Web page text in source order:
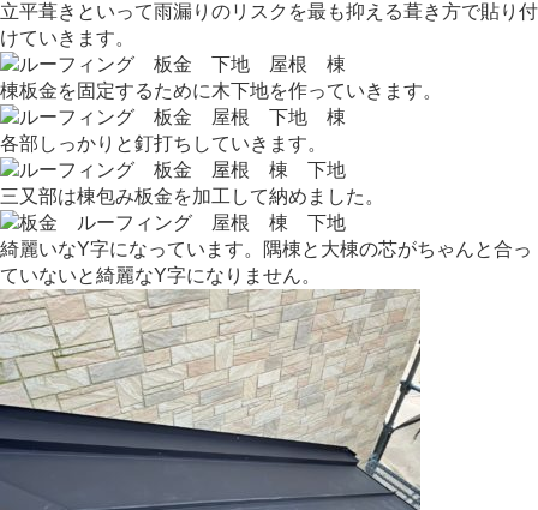
立平葺きといって雨漏りのリスクを最も抑える葺き方で貼り付
けていきます。
棟板金を固定するために木下地を作っていきます。
各部しっかりと釘打ちしていきます。
三又部は棟包み板金を加工して納めました。
綺麗いなY字になっています。隅棟と大棟の芯がちゃんと合っ
ていないと綺麗なY字になりません。